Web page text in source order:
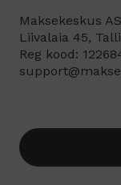
Maksekeskus AS
Liivalaia 45,
Reg kood: